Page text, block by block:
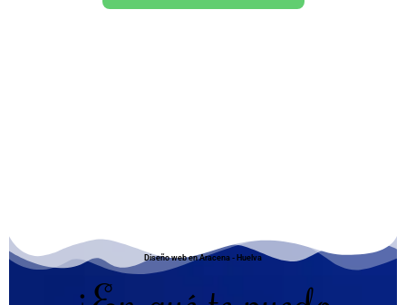
Diseño web en Aracena - Huelva